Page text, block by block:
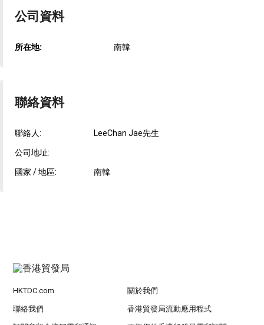
公司資料
所在地: 南韓
聯絡資料
聯絡人: LeeChan Jae先生
公司地址:
國家 / 地區: 南韓
HKTDC.com 關於我們
聯絡我們 香港貿發局流動應用程式